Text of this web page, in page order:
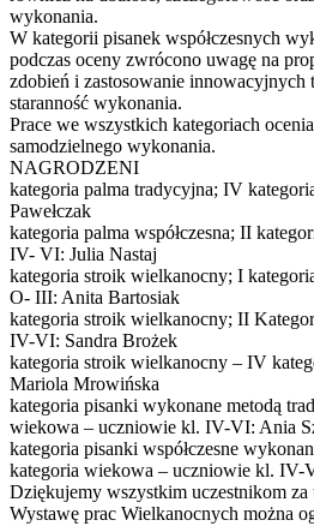
wykonania.
W kategorii pisanek współczesnych
podczas oceny zwrócono uwagę na
zdobień i zastosowanie innowacyjnych
staranność wykonania.
Prace we wszystkich kategoriach
samodzielnego wykonania.
NAGRODZENI
kategoria palma tradycyjna; IV
Pawełczak
kategoria palma współczesna; II
IV- VI: Julia Nastaj
kategoria stroik wielkanocny; I
O- III: Anita Bartosiak
kategoria stroik wielkanocny; II
IV-VI: Sandra Brożek
kategoria stroik wielkanocny – IV
Mariola Mrowińska
kategoria pisanki wykonane metodą
wiekowa – uczniowie kl. IV-VI: Ania
kategoria pisanki współczesne
kategoria wiekowa – uczniowie kl. IV-
Dziękujemy wszystkim uczestnikom za
Wystawę prac Wielkanocnych można